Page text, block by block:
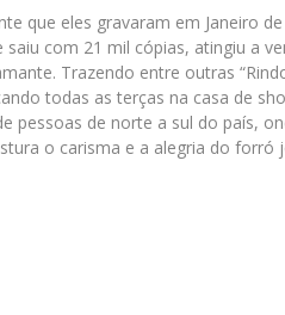
que eles gravaram em Janeiro
com 21 mil cópias, atingiu a
Trazendo entre outras
todas as terças na casa de
pessoas de norte a sul do país,
o carisma e a alegria do forró